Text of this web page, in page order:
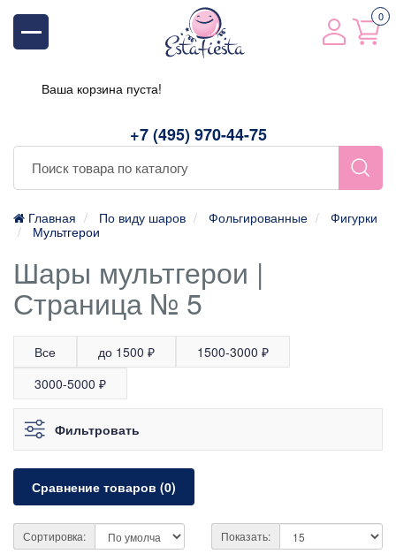
+7 (495) 970-44-75
0
Ваша корзина пуста!
Главная По виду шаров Фольгированные
Фигурки
Мультгерои
Шары мультгерои |
Страница № 5
Все до 1500 ₽
1500-3000 ₽
3000-5000 ₽
Фильтровать
Сравнение товаров (0)
Сортировка: Показать: